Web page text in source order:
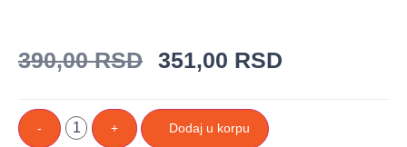
390,00RSD 351,00 RSD
- + Dodaj u korpu